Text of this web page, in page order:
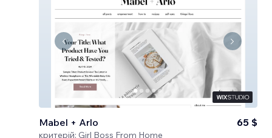
Mabel + Arlo
критерій: Girl Boss From Home
65 $